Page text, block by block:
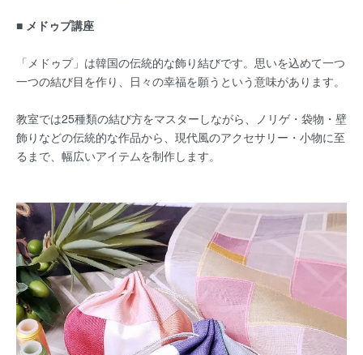
■ メドゥプ講座
「メドゥプ」は韓国の伝統的な飾り結びです。思いを込めて一つ
一つの結び目を作り、日々の幸福を願うという意味があります。
教室では25種類の結び方をマスターしながら、ノリゲ・袋物・壁
飾りなどの伝統的な作品から、現代風のアクセサリー・小物に至
るまで、幅広いアイテムを制作します。